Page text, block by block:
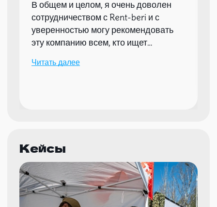
В общем и целом, я очень доволен
сотрудничеством с Rent-beri и с
уверенностью могу рекомендовать
эту компанию всем, кто ищет
мероприятий.
Читать далее
Кейсы